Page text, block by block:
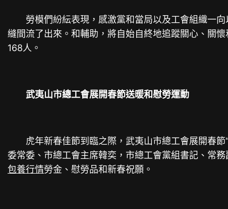
勞模們紛紜表現，感激黨和當局以及工會組織一向
縫間流了出來。和輔助，將自始自終地追蹤關心、關
168人。
武夷山市總工會展開春節送暖和慰勞運動
虎年新春佳節到臨之際，武夷山市總工會展開春節
委常委、市總工會主席韓奕，市總工會黨組書記、常
包養行情勞金、慰勞品和新春祝願。